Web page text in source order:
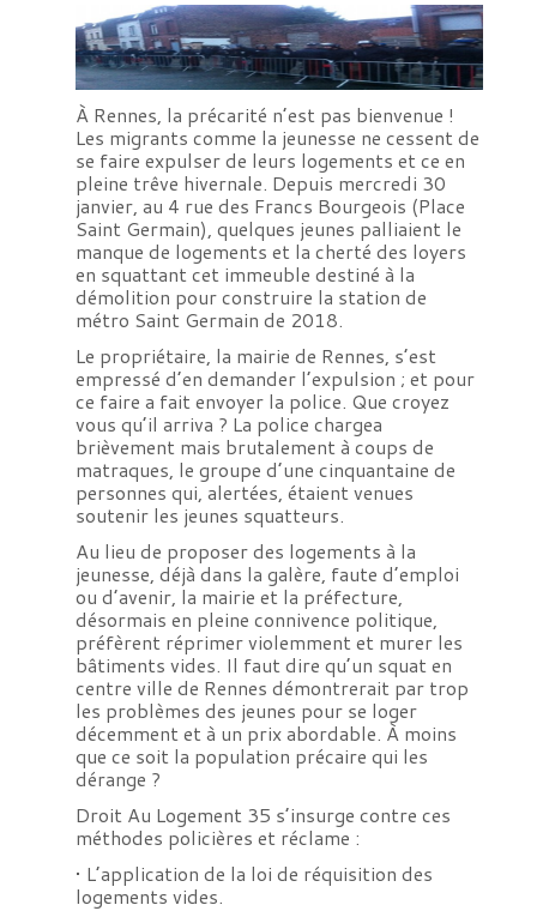
À Rennes, la précarité n’est pas bienvenue !
Les migrants comme la jeunesse ne cessent de
se faire expulser de leurs logements et ce en
pleine trêve hivernale. Depuis mercredi 30
janvier, au 4 rue des Francs Bourgeois (Place
Saint Germain), quelques jeunes palliaient le
manque de logements et la cherté des loyers
en squattant cet immeuble destiné à la
démolition pour construire la station de
métro Saint Germain de 2018.
Le propriétaire, la mairie de Rennes, s’est
empressé d’en demander l’expulsion ; et pour
ce faire a fait envoyer la police. Que croyez
vous qu’il arriva ? La police chargea
brièvement mais brutalement à coups de
matraques, le groupe d’une cinquantaine de
personnes qui, alertées, étaient venues
soutenir les jeunes squatteurs.
Au lieu de proposer des logements à la
jeunesse, déjà dans la galère, faute d’emploi
ou d’avenir, la mairie et la préfecture,
désormais en pleine connivence politique,
préfèrent réprimer violemment et murer les
bâtiments vides. Il faut dire qu’un squat en
centre ville de Rennes démontrerait par trop
les problèmes des jeunes pour se loger
décemment et à un prix abordable. À moins
que ce soit la population précaire qui les
dérange ?
Droit Au Logement 35 s’insurge contre ces
méthodes policières et réclame :
• L’application de la loi de réquisition des
logements vides.